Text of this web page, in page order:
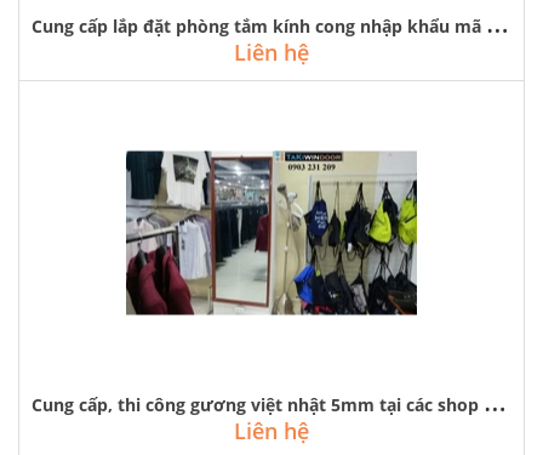
C
ung cấp lắp đặt phòng tắm kính cong nhập khẩu mã lv-17 tại cổ nhuế
Liên hệ
C
ung cấp, thi công gương việt nhật 5mm tại các shop thời trang hà nội
Liên hệ